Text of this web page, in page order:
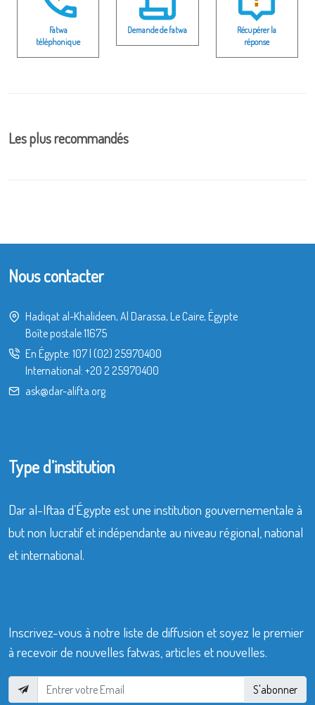
Fatwa
téléphonique
Demande de fatwa
Récupérer la
réponse
Les plus recommandés
Nous contacter
Hadiqat al-Khalideen, Al Darassa, Le Caire, Égypte
Boîte postale 11675
En Égypte: 107 (02) 25970400
International: +20 2 25970400
ask@dar-alifta.org
Type d’institution
Dar al-Iftaa d’Égypte est une institution gouvernementale à
but non lucratif et indépendante au niveau régional, national
et international.
Inscrivez-vous à notre liste de diffusion et soyez le premier
à recevoir de nouvelles fatwas, articles et nouvelles.
S'abonner